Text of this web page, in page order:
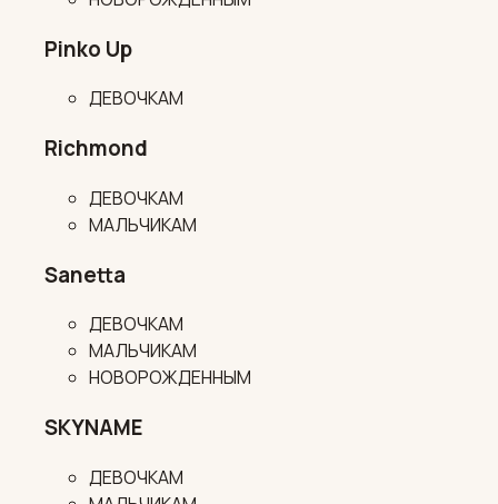
Pinko Up
ДЕВОЧКАМ
Richmond
ДЕВОЧКАМ
МАЛЬЧИКАМ
Sanetta
ДЕВОЧКАМ
МАЛЬЧИКАМ
НОВОРОЖДЕННЫМ
SKYNAME
ДЕВОЧКАМ